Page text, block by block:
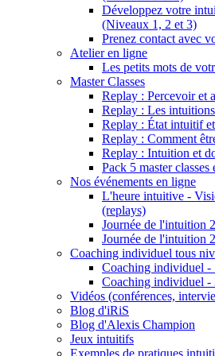
Développez votre
(Niveaux 1, 2 et 3)
Prenez contact avec
Atelier en ligne
Les petits mots de
Master Classes
Replay : Percevoir et
Replay : Les
Replay : État intuitif
Replay : Comment
Replay : Intuition et
Pack 5 master classes
Nos événements en ligne
L'heure intuitive -
(replays)
Journée de l'intuition
Journée de l'intuition
Coaching individuel tous
Coaching individuel -
Coaching individuel -
Vidéos (conférences,
Blog d'iRiS
Blog d'Alexis Champion
Jeux intuitifs
Exemples de pratiques